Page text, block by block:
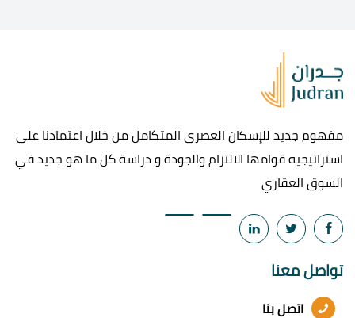
مفهوم جديد للإسكان العصرى المتكامل من خلال اعتمادنا على
استراتيجيه قوامها الالتزام والجودة و دراسة كل ما هو جديد في
السوق العقاري
تواصل معنا
اتصل بنا